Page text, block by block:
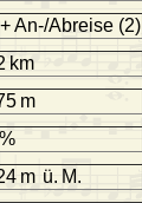
An-/Abreise (2)
km
m
m ü. M.